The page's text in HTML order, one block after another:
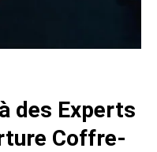
des Experts
Coffre-